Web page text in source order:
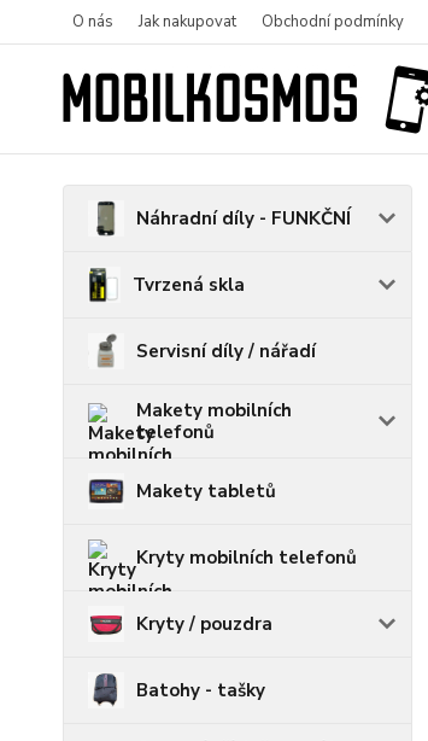
O nás Jak nakupovat Obchodní podmínky
Náhradní díly - FUNKČNÍ
Tvrzená skla
Servisní díly / nářadí
Makety mobilních
telefonů
Makety tabletů
Kryty mobilních telefonů
Kryty / pouzdra
Batohy - tašky